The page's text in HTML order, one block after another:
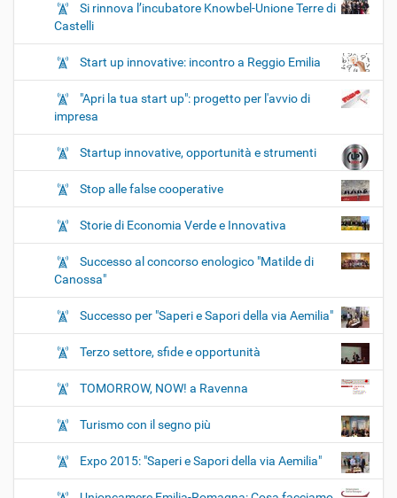
Si rinnova l’incubatore Knowbel-Unione Terre di
Castelli
Start up innovative: incontro a Reggio Emilia
"Apri la tua start up": progetto per l'avvio di
impresa
Startup innovative, opportunità e strumenti
Stop alle false cooperative
Storie di Economia Verde e Innovativa
Successo al concorso enologico "Matilde di
Canossa"
Successo per "Saperi e Sapori della via Aemilia"
Terzo settore, sfide e opportunità
TOMORROW, NOW! a Ravenna
Turismo con il segno più
Expo 2015: "Saperi e Sapori della via Aemilia"